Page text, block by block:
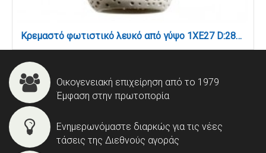
Κρεμαστό φωτιστικό λευκό από γύψο 1XE27 D:28cm (4472)
Οικογενειακή επιχείρηση από το 1979
Έμφαση στην πρωτοπορία
Ενημερωνόμαστε διαρκώς για τις νέες
τάσεις της Διεθνούς αγοράς